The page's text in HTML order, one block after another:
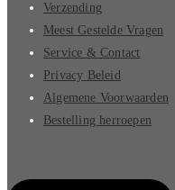
Verzending
Meest Gestelde Vragen
Service & Contact
Privacy Beleid
Algemene Voorwaarden
Bestelling herroepen